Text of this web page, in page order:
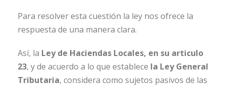
Para resolver esta cuestión la ley nos ofrece la
respuesta de una manera clara.
Así, la Ley de Haciendas Locales, en su articulo
23, y de acuerdo a lo que establece la Ley General
Tributaria, considera como sujetos pasivos de las